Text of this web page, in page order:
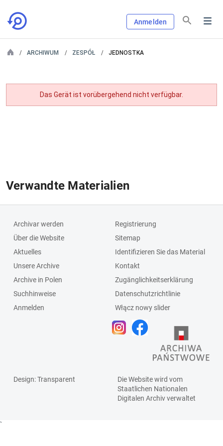
Anmelden
ARCHIWUM ZESPÓŁ JEDNOSTKA
Das Gerät ist vorübergehend nicht verfügbar.
Verwandte Materialien
Archivar werden
Über die Website
Aktuelles
Unsere Archive
Archive in Polen
Suchhinweise
Anmelden
Registrierung
Sitemap
Identifizieren Sie das Material
Kontakt
Zugänglichkeitserklärung
Datenschutzrichtlinie
Włącz nowy slider
Design: Transparent
Die Website wird vom
Staatlichen Nationalen
Digitalen Archivverwaltet
`